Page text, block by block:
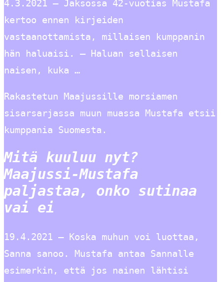
4.3.2021 — Jaksossa 42-vuotias Mustafa
kertoo ennen kirjeiden
vastaanottamista, millaisen kumppanin
hän haluaisi. – Haluan sellaisen
naisen, kuka …
Rakastetun Maajussille morsiamen
sisarsarjassa muun muassa Mustafa etsii
kumppania Suomesta.
Mitä kuuluu nyt?
Maajussi-Mustafa
paljastaa, onko sutinaa
vai ei
19.4.2021 — Koska muhun voi luottaa,
Sanna sanoo. Mustafa antaa Sannalle
esimerkin, että jos nainen lähtisi